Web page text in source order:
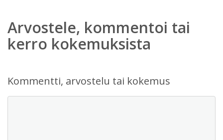
Arvostele, kommentoi tai
kerro kokemuksista
Kommentti, arvostelu tai kokemus